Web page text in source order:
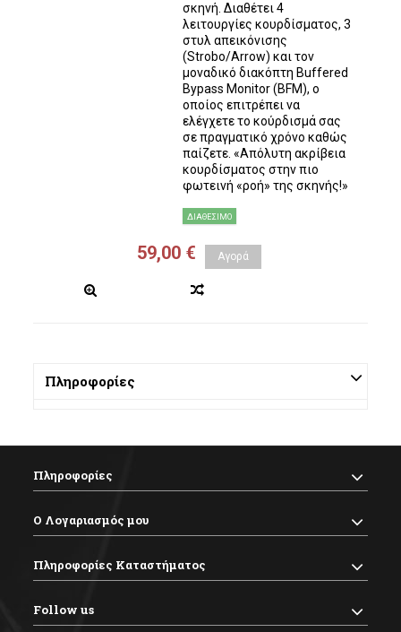
σκηνή. Διαθέτει 4
λειτουργίες κουρδίσματος, 3
στυλ απεικόνισης
(Strobo/Arrow) και τον
μοναδικό διακόπτη Buffered
Bypass Monitor (BFM), ο
οποίος επιτρέπει να
ελέγχετε το κούρδισμά σας
σε πραγματικό χρόνο καθώς
παίζετε. «Απόλυτη ακρίβεια
κουρδίσματος στην πιο
φωτεινή «ροή» της σκηνής!»
ΔΙΑΘΈΣΙΜΟ
59,00 € Αγορά
Πληροφορίες
Πληροφορίες
Ο Λογαριασμός μου
Πληροφορίες Καταστήματος
Follow us